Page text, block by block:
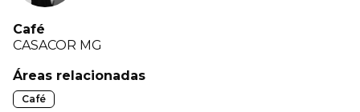
Café
CASACOR MG
Áreas relacionadas
Café